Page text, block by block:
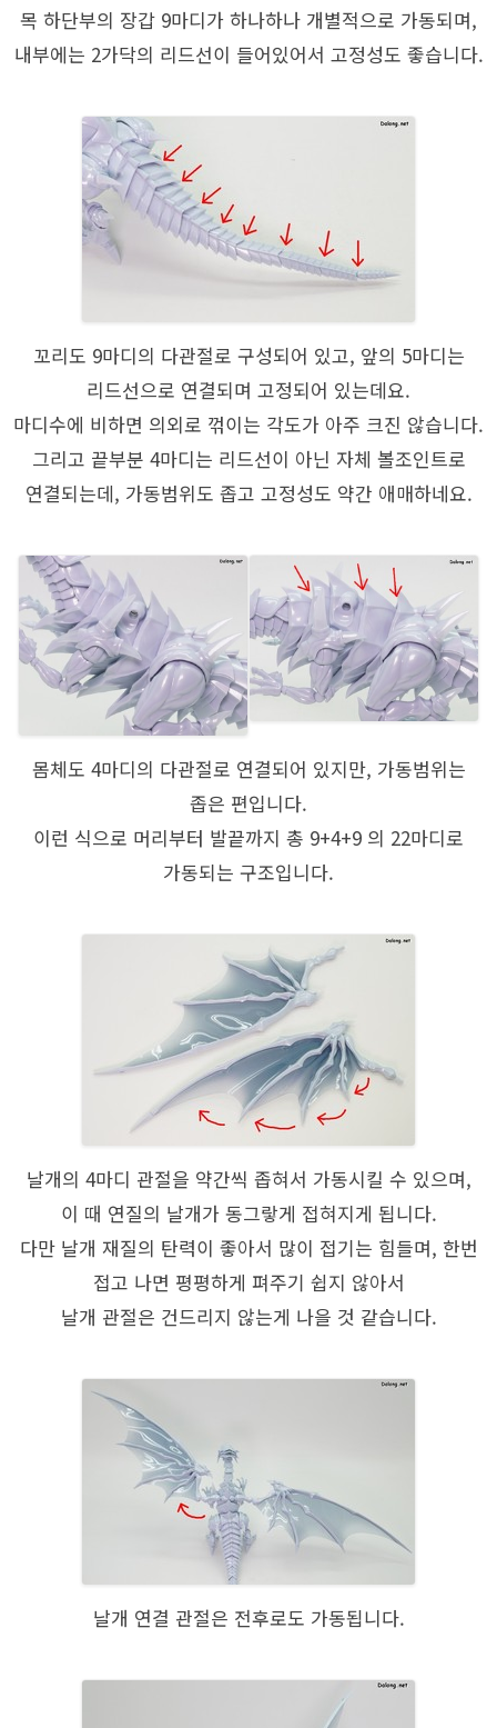
목 하단부의 장갑 9마디가 하나하나 개별적으로 가동되며,
내부에는 2가닥의 리드선이 들어있어서 고정성도 좋습니다.
꼬리도 9마디의 다관절로 구성되어 있고, 앞의 5마디는
리드선으로 연결되며 고정되어 있는데요.
마디수에 비하면 의외로 꺾이는 각도가 아주 크진 않습니다.
그리고 끝부분 4마디는 리드선이 아닌 자체 볼조인트로
연결되는데, 가동범위도 좁고 고정성도 약간 애매하네요.
몸체도 4마디의 다관절로 연결되어 있지만, 가동범위는
좁은 편입니다.
이런 식으로 머리부터 발끝까지 총 9+4+9 의 22마디로
가동되는 구조입니다.
날개의 4마디 관절을 약간씩 좁혀서 가동시킬 수 있으며,
이 때 연질의 날개가 동그랗게 접혀지게 됩니다.
다만 날개 재질의 탄력이 좋아서 많이 접기는 힘들며, 한번
접고 나면 평평하게 펴주기 쉽지 않아서
날개 관절은 건드리지 않는게 나을 것 같습니다.
날개 연결 관절은 전후로도 가동됩니다.